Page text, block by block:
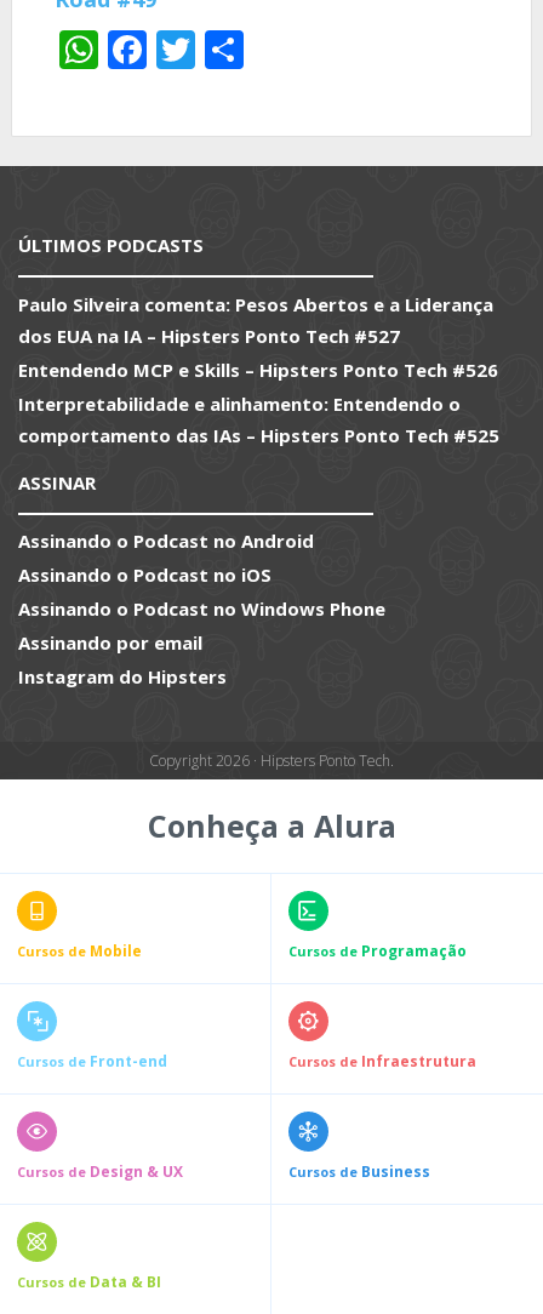
WhatsApp
Facebook
Twitter
ÚLTIMOS PODCASTS
Paulo Silveira comenta: Pesos Abertos e a Liderança
dos EUA na IA – Hipsters Ponto Tech #527
Entendendo MCP e Skills – Hipsters Ponto Tech #526
Interpretabilidade e alinhamento: Entendendo o
comportamento das IAs – Hipsters Ponto Tech #525
ASSINAR
Assinando o Podcast no Android
Assinando o Podcast no iOS
Assinando o Podcast no Windows Phone
Assinando por email
Instagram do Hipsters
Copyright 2026 · Hipsters Ponto Tech.
Conheça a Alura
Cursos de Mobile Cursos de Programação
Cursos de Front-end Cursos de Infraestrutura
Cursos de Design & UX Cursos de Business
Cursos de Data & BI